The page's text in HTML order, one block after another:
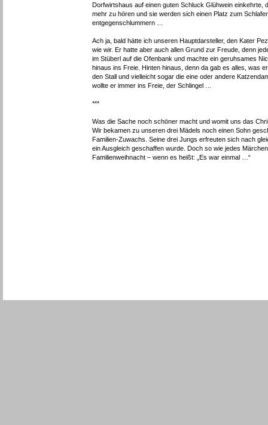
Dorfwirtshaus auf einen guten Schluck Glühwein
mehr zu hören und sie werden sich einen Platz zum
entgegenschlummern …
Ach ja, bald hätte ich unseren Hauptdarsteller, den Kater
wie wir. Er hatte aber auch allen Grund zur Freude, denn
im Stüberl auf die Ofenbank und machte ein geruhsames
hinaus ins Freie. Hinten hinaus, denn da gab es alles, was
den Stall und vielleicht sogar die eine oder andere
wollte er immer ins Freie, der Schlingel …
***
Was die Sache noch schöner macht und womit uns das
Wir bekamen zu unseren drei Mädels noch einen Sohn
Familien-Zuwachs. Seine drei Jungs erfreuten sich nach
ein Ausgleich geschaffen wurde. Doch so wie jedes
Familienweihnacht – wenn es heißt: „Es war einmal …“